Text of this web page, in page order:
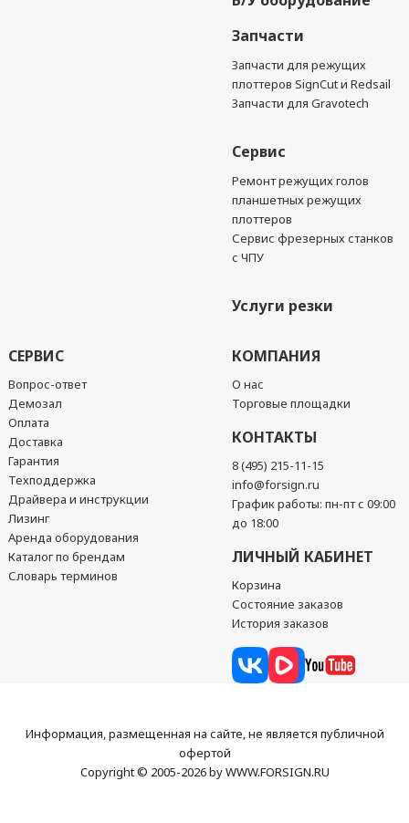
Запчасти
Запчасти для режущих
плоттеров SignCut и Redsail
Запчасти для Gravotech
Сервис
Ремонт режущих голов
планшетных режущих
плоттеров
Сервис фрезерных станков
с ЧПУ
Услуги резки
СЕРВИС
Вопрос-ответ
Демозал
Оплата
Доставка
Гарантия
Техподдержка
Драйвера и инструкции
Лизинг
Аренда оборудования
Каталог по брендам
Словарь терминов
КОМПАНИЯ
О нас
Торговые площадки
КОНТАКТЫ
8 (495) 215-11-15
info@forsign.ru
График работы: пн-пт с 09:00
до 18:00
ЛИЧНЫЙ КАБИНЕТ
Корзина
Состояние заказов
История заказов
Информация, размещенная на сайте, не является публичной
офертой
Copyright © 2005-2026 by WWW.FORSIGN.RU